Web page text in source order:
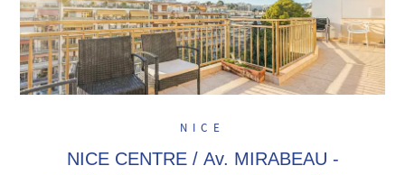
NICE
NICE CENTRE / Av. MIRABEAU -